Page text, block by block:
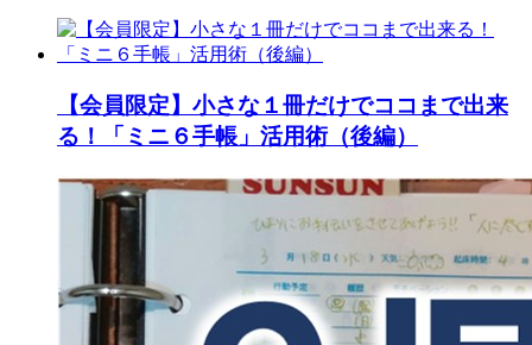
【会員限定】小さな１冊だけでココまで出来
る！「ミニ６手帳」活用術（後編）